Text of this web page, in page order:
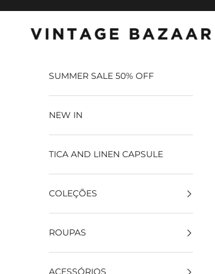
Vintage Bazaar
SUMMER SALE 50% OFF
NEW IN
TICA AND LINEN CAPSULE
COLEÇÕES
ROUPAS
ACESSÓRIOS